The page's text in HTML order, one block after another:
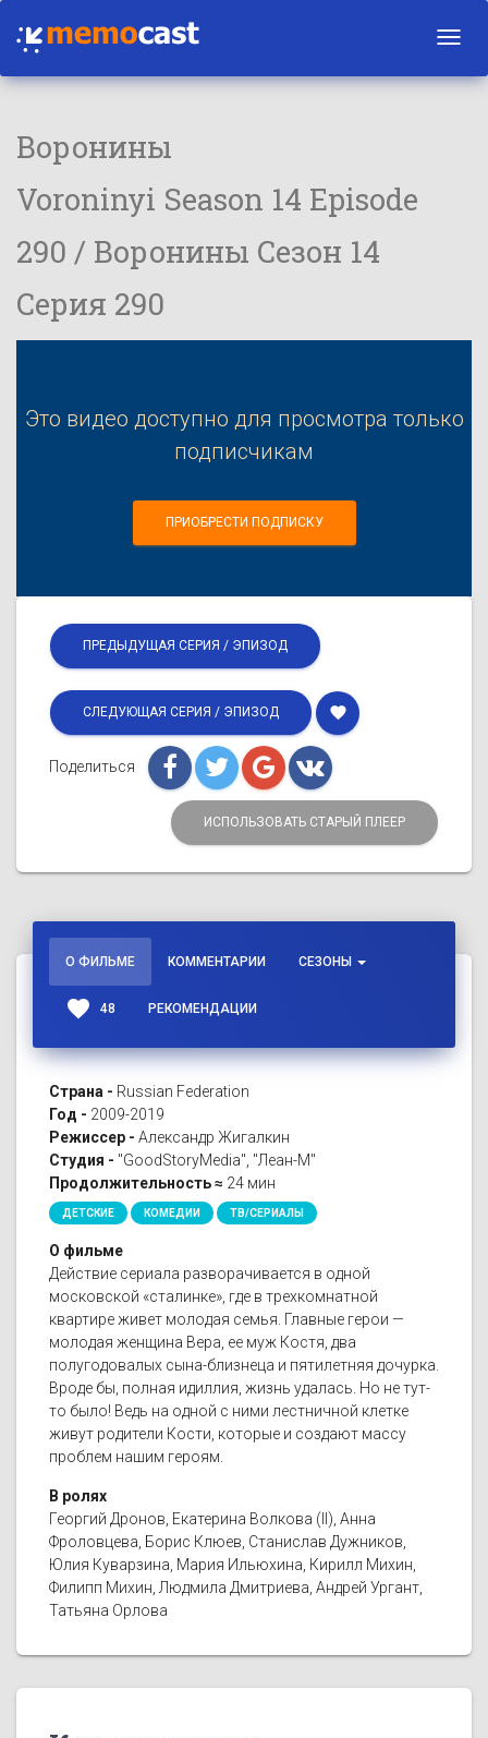
Воронины
Voroninyi Season 14 Episode
290 / Воронины Сезон 14
Серия 290
Это видео доступно для просмотра только
подписчикам
ПРИОБРЕСТИ ПОДПИСКУ
ПРЕДЫДУЩАЯ СЕРИЯ / ЭПИЗОД
СЛЕДУЮЩАЯ СЕРИЯ / ЭПИЗОД favorite
Поделиться
ИСПОЛЬЗОВАТЬ СТАРЫЙ ПЛЕЕР
О ФИЛЬМЕ КОММЕНТАРИИ СЕЗОНЫ
favorite 48 РЕКОМЕНДАЦИИ
Страна - Russian Federation
Год - 2009-2019
Режиссер - Александр Жигалкин
Студия - "GoodStoryMedia", "Леан-М"
Продолжительность ≈ 24 мин
ДЕТСКИЕ КОМЕДИИ ТВ/СЕРИАЛЫ
О фильме
Действие сериала разворачивается в одной
московской «сталинке», где в трехкомнатной
квартире живет молодая семья. Главные герои —
молодая женщина Вера, ее муж Костя, два
полугодовалых сына-близнеца и пятилетняя дочурка.
Вроде бы, полная идиллия, жизнь удалась. Но не тут-
то было! Ведь на одной с ними лестничной клетке
живут родители Кости, которые и создают массу
проблем нашим героям.
В ролях
Георгий Дронов, Екатерина Волкова (II), Анна
Фроловцева, Борис Клюев, Станислав Дужников,
Юлия Куварзина, Мария Ильюхина, Кирилл Михин,
Филипп Михин, Людмила Дмитриева, Андрей Ургант,
Татьяна Орлова